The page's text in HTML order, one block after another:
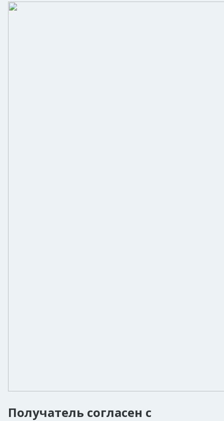
Получатель согласен с